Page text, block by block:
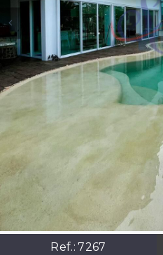
Ref.:7267